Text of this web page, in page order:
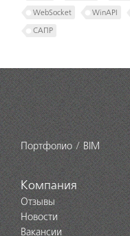
WebSocket WinAPI
САПР
Портфолио BIM
Компания
Отзывы
Новости
Вакансии